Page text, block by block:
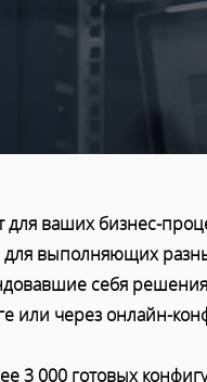
ваших бизнес-
выполняющих
себя
или через онлайн-
3 000 готовых